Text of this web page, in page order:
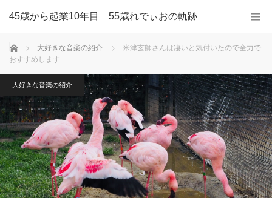
45歳から起業10年目 55歳れでぃおの軌跡
ホーム 大好きな音楽の紹介
米津玄師さんは凄いと気付いたので全力で
おすすめします
大好きな音楽の紹介